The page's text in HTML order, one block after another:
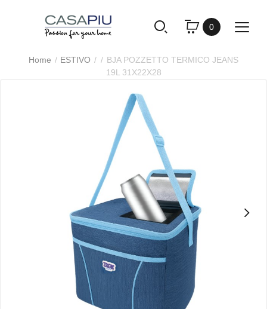
0
Home ESTIVO
BJA POZZETTO TERMICO JEANS
19L 31X22X28